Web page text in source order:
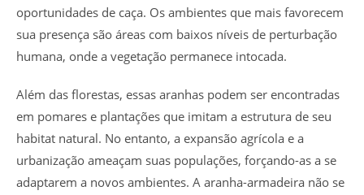
oportunidades de caça. Os ambientes que mais favorecem
sua presença são áreas com baixos níveis de perturbação
humana, onde a vegetação permanece intocada.
Além das florestas, essas aranhas podem ser encontradas
em pomares e plantações que imitam a estrutura de seu
habitat natural. No entanto, a expansão agrícola e a
urbanização ameaçam suas populações, forçando-as a se
adaptarem a novos ambientes. A aranha-armadeira não se